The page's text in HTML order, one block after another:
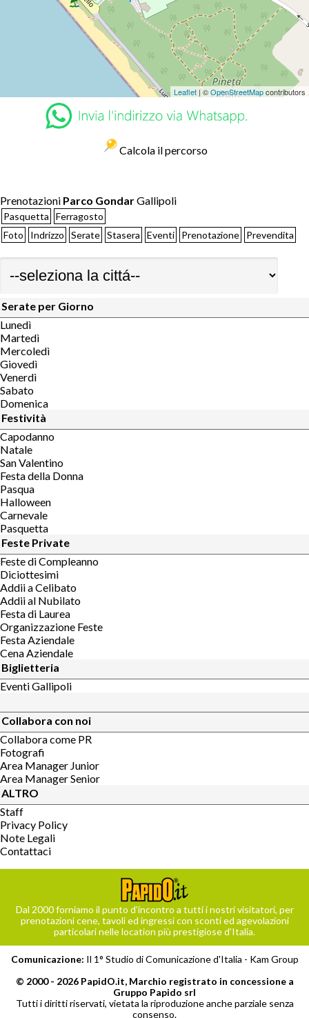
Leaflet | ©OpenStreetMapcontributors
Calcola il percorso
Prenotazioni Parco GondarGallipoli
Pasquetta
Ferragosto
Foto
Indrizzo Serate Stasera Eventi Prenotazione Prevendita
Serate per Giorno
Lunedì
Martedì
Mercoledì
Giovedì
Venerdì
Sabato
Domenica
Festività
Capodanno
Natale
San Valentino
Festa della Donna
Pasqua
Halloween
Carnevale
Pasquetta
Feste Private
Feste di Compleanno
Diciottesimi
Addii a Celibato
Addii al Nubilato
Festa di Laurea
Organizzazione Feste
Festa Aziendale
Cena Aziendale
Biglietteria
Eventi Gallipoli
Collabora con noi
Collabora come PR
Fotografi
Area Manager Junior
Area Manager Senior
ALTRO
Staff
Privacy Policy
Note Legali
Contattaci
Dal 2000 forniamo il punto d’incontro a tutti i nostri visitatori, per
prenotazioni cene, tavoli ed ingressi con sconti ed agevolazioni
particolari nelle location più prestigiose d’Italia.
Comunicazione: Il 1° Studio di Comunicazione d'Italia - Kam Group
© 2000 - 2026 PapidO.it, Marchio registrato in concessione a
Gruppo Papido srl
Tutti i diritti riservati, vietata la riproduzione anche parziale senza
consenso.